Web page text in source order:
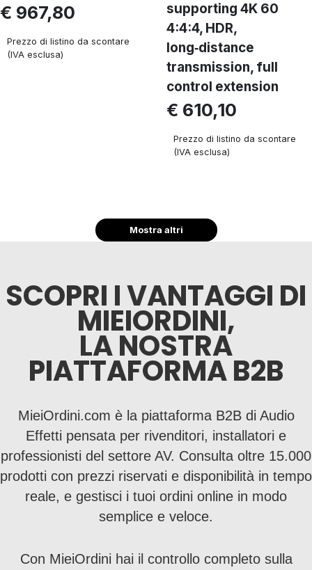
€ 967,80
Prezzo di listino da scontare
(IVA esclusa)
supporting 4K 60
4:4:4, HDR,
long‑distance
transmission, full
control extension
€ 610,10
Prezzo di listino da scontare
(IVA esclusa)
Mostra altri
SCOPRI I VANTAGGI DI
MIEIORDINI,
LA NOSTRA
PIATTAFORMA B2B
MieiOrdini.com è la piattaforma B2B di Audio
Effetti pensata per rivenditori, installatori e
professionisti del settore AV. Consulta oltre 15.000
prodotti con prezzi riservati e disponibilità in tempo
reale, e gestisci i tuoi ordini online in modo
semplice e veloce.
Con MieiOrdini hai il controllo completo sulla